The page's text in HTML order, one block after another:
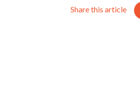
Share this article